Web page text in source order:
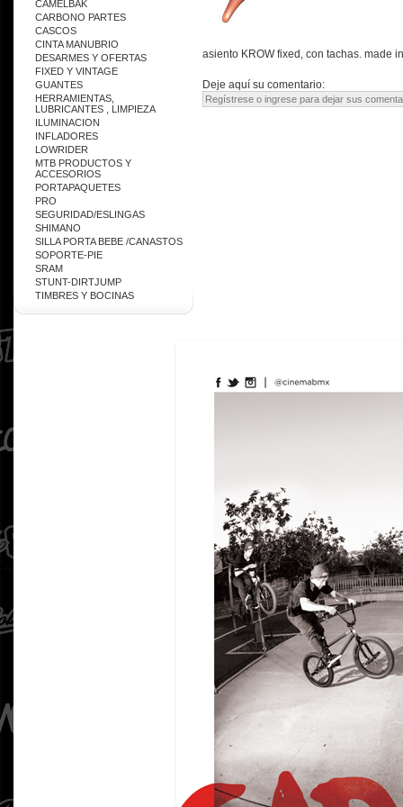
CAMELBAK
CARBONO PARTES
CASCOS
CINTA MANUBRIO
DESARMES Y OFERTAS
FIXED Y VINTAGE
GUANTES
HERRAMIENTAS,
LUBRICANTES , LIMPIEZA
ILUMINACION
INFLADORES
LOWRIDER
MTB PRODUCTOS Y
ACCESORIOS
PORTAPAQUETES
PRO
SEGURIDAD/ESLINGAS
SHIMANO
SILLA PORTA BEBE /CANASTOS
SOPORTE-PIE
SRAM
STUNT-DIRTJUMP
TIMBRES Y BOCINAS
asiento KROW fixed, con tachas. made
Deje aquí su comentario: